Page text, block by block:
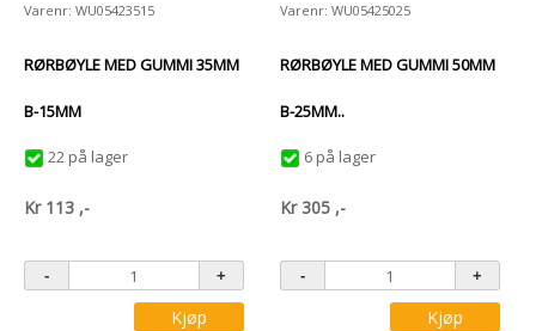
Varenr: WU05423515
RØRBØYLE MED GUMMI 35MM
B-15MM
22 på lager
Kr 113 ,-
Kjøp
Varenr: WU05425025
RØRBØYLE MED GUMMI 50MM
B-25MM..
6 på lager
Kr305 ,-
Kjøp